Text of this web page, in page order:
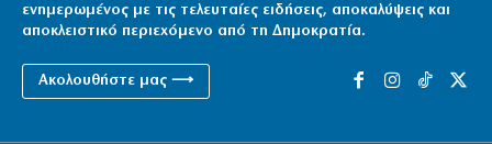
ενημερωμένος με τις τελευταίες ειδήσεις, αποκαλύψεις και
αποκλειστικό περιεχόμενο από τη Δημοκρατία.
Ακολουθήστε μας ⟶